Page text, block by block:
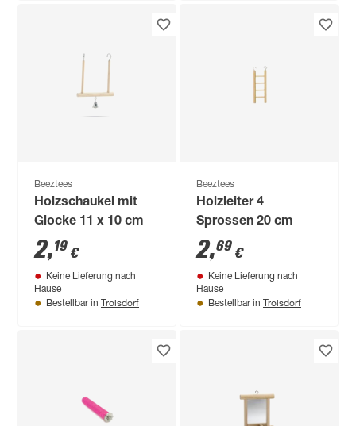
Beeztees
Holzschaukel mit
Glocke 11 x 10 cm
2,19 €
Keine Lieferung nach
Hause
Bestellbar in Troisdorf
Beeztees
Holzleiter 4
Sprossen 20 cm
2,69 €
Keine Lieferung nach
Hause
Bestellbar in Troisdorf